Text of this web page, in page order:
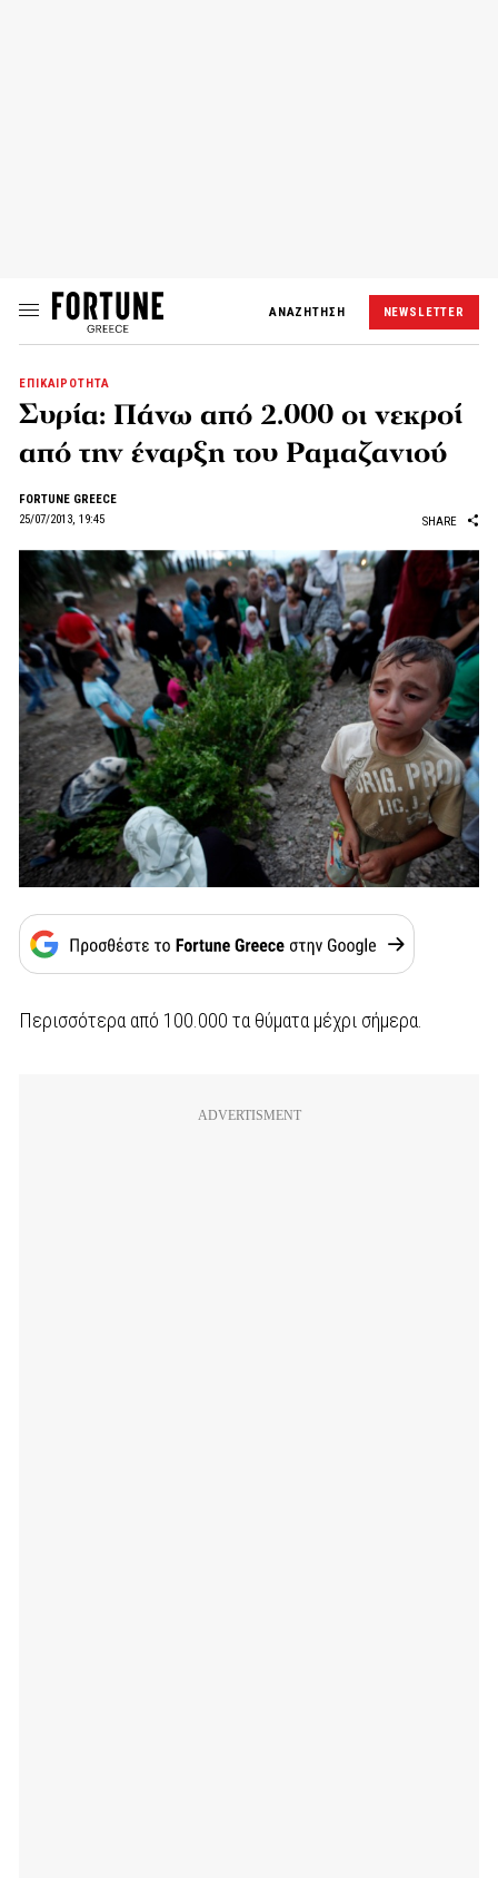
ΑΝΑΖΗΤΗΣΗ NEWSLETTER
ΕΠΙΚΑΙΡΟΤΗΤΑ
Συρία: Πάνω από 2.000 οι νεκροί
από την έναρξη του Ραμαζανιού
FORTUNE GREECE
25/07/2013, 19:45
SHARE
Περισσότερα από 100.000 τα θύματα μέχρι σήμερα.